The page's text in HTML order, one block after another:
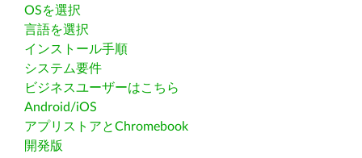
OSを選択
言語を選択
インストール手順
システム要件
ビジネスユーザーはこちら
Android/iOS
アプリストアとChromebook
開発版